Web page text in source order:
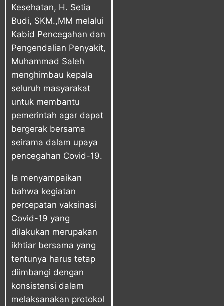
Kesehatan, H. Setia
Budi, SKM.,MM melalui
Kabid Pencegahan dan
Pengendalian Penyakit,
Muhammad Saleh
menghimbau kepala
seluruh masyarakat
untuk membantu
pemerintah agar dapat
bergerak bersama
seirama dalam upaya
pencegahan Covid-19.
Ia menyampaikan
bahwa kegiatan
percepatan vaksinasi
Covid-19 yang
dilakukan merupakan
ikhtiar bersama yang
tentunya harus tetap
diimbangi dengan
konsistensi dalam
melaksanakan protokol